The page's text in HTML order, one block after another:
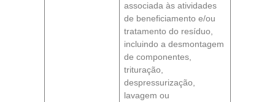
associada às atividades
de beneficiamento e/ou
tratamento do resíduo,
incluindo a desmontagem
de componentes,
trituração,
despressurização,
lavagem ou